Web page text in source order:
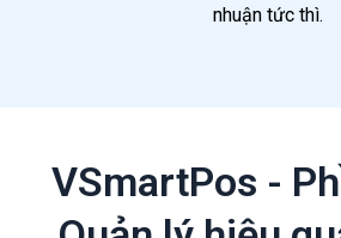
nhuận tức thì.
VSmartPos -